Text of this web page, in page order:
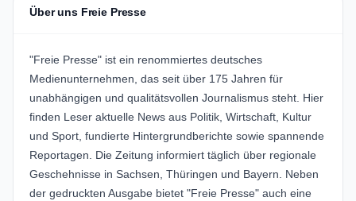
Über uns Freie Presse
"Freie Presse" ist ein renommiertes deutsches
Medienunternehmen, das seit über 175 Jahren für
unabhängigen und qualitätsvollen Journalismus steht. Hier
finden Leser aktuelle News aus Politik, Wirtschaft, Kultur
und Sport, fundierte Hintergrundberichte sowie spannende
Reportagen. Die Zeitung informiert täglich über regionale
Geschehnisse in Sachsen, Thüringen und Bayern. Neben
der gedruckten Ausgabe bietet "Freie Presse" auch eine